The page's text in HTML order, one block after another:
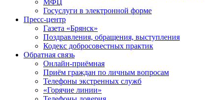
МФЦ
Госуслуги в электронной форме
Пресс-центр
Газета «Брянск»
Поздравления, обращения, выступления
Кодекс добросовестных практик
Обратная связь
Онлайн-приёмная
Приём граждан по личным вопросам
Телефоны экстренных служб
«Горячие линии»